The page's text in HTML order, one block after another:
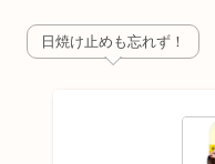
日焼け止めも忘れず！